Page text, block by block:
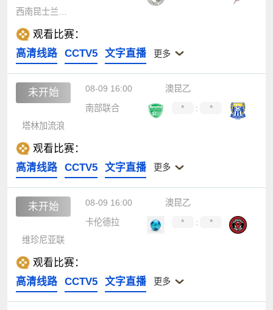
观看比赛：
高清线路
CCTV5 文字直播 更多
未开始 08-09 16:00
澳昆乙
南部联合
* :
*
塔林加流浪
观看比赛：
高清线路
CCTV5 文字直播 更多
未开始 08-09 16:00
澳昆乙
卡伦德拉
* :
*
维珍尼亚联
观看比赛：
高清线路
CCTV5 文字直播 更多